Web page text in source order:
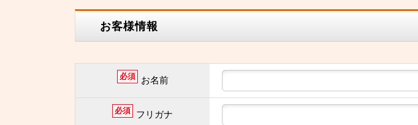
お客様情報
必須 お名前
必須 フリガナ